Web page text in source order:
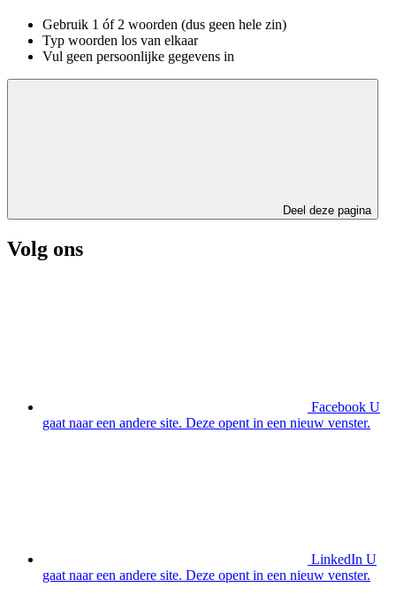
Gebruik 1 óf 2 woorden (dus geen hele zin)
Typ woorden los van elkaar
Vul geen persoonlijke gegevens in
Deel deze pagina
Volg ons
Facebook U
gaat naar een andere site. Deze opent in een nieuw venster.
LinkedIn U
gaat naar een andere site. Deze opent in een nieuw venster.